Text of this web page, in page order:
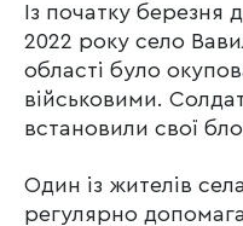
Із початку березня
2022 року село
області було
військовими.
встановили свої
Один із жителів
регулярно